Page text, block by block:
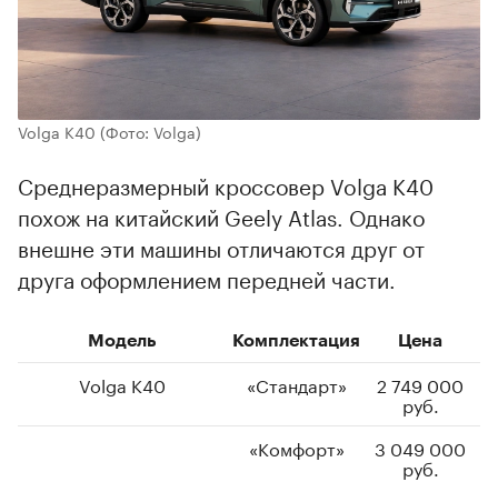
Volga K40 (Фото: Volga)
Среднеразмерный кроссовер Volga K40
похож на китайский Geely Atlas. Однако
внешне эти машины отличаются друг от
друга оформлением передней части.
Модель Комплектация Цена
Volga K40 «Стандарт» 2 749 000
руб.
«Комфорт»
3 049 000
руб.